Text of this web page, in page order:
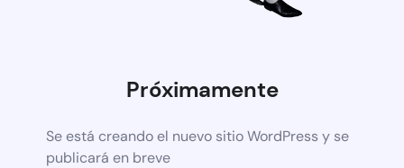
Próximamente
Se está creando el nuevo sitio WordPress y se
publicará en breve